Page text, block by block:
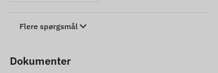
Flere spørgsmål
Dokumenter